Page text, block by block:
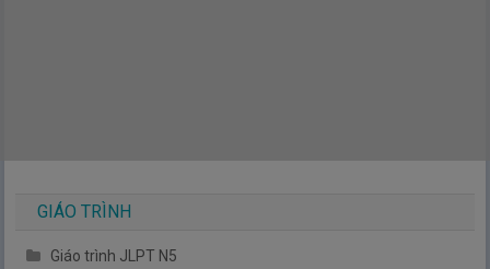
GIÁO TRÌNH
Giáo trình JLPT N5